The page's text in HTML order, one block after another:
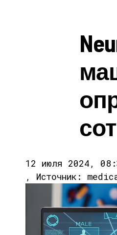
12 июля 2024,
, Источник: